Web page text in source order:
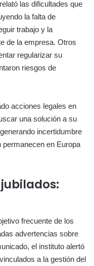
las dificultades que
la falta de
trabajo y la
de la empresa. Otros
regularizar su
riesgos de
acciones legales en
una solución a su
incertidumbre
en Europa
frecuente de los
advertencias sobre
el instituto alertó
a la gestión del